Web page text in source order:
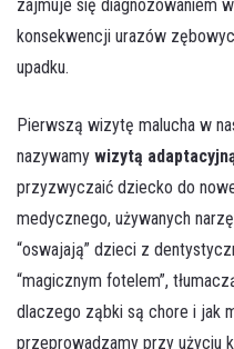
zajmuje się diagnozowaniem
konsekwencji urazów
upadku.
Pierwszą wizytę malucha w
nazywamy wizytą
przyzwyczaić dziecko do
medycznego, używanych
“oswajają” dzieci z
“magicznym fotelem”,
dlaczego ząbki są chore i jak
przeprowadzamy przy użyciu